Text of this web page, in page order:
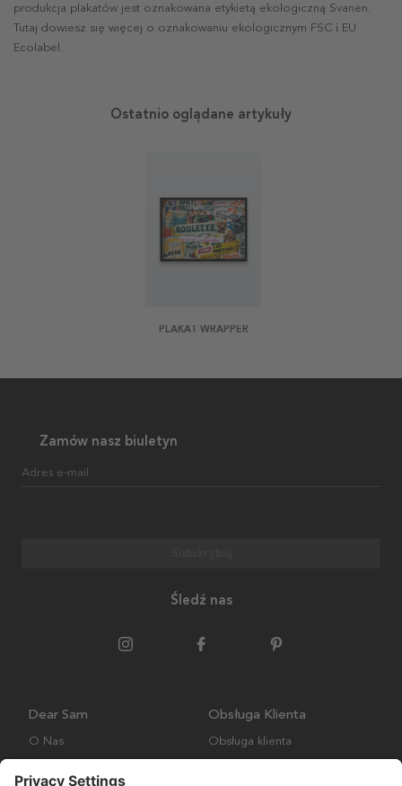
produkcja plakatów jest oznakowana etykietą ekologiczną Svanen.
Tutaj dowiesz się więcej o oznakowaniu ekologicznym FSC i EU
Ecolabel.
Ostatnio oglądane artykuły
PLAKAT WRAPPER
Zamów nasz biuletyn
Adres e-mail
Śledź nas
Dear Sam
O Nas
Obsługa Klienta
Obsługa klienta